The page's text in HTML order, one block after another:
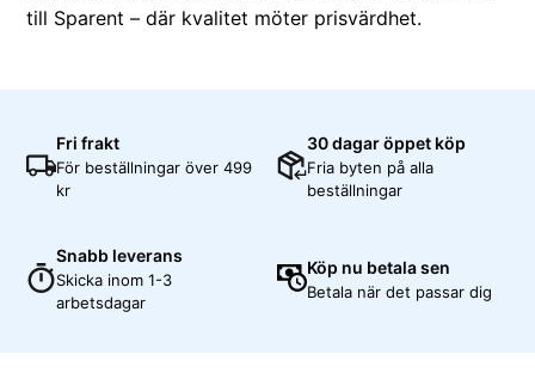
till Sparent – där kvalitet möter prisvärdhet.
Fri frakt
För beställningar över 499
kr
30 dagar öppet köp
Fria byten på alla
beställningar
Snabb leverans
Skicka inom 1-3
arbetsdagar
Köp nu betala sen
Betala när det passar dig